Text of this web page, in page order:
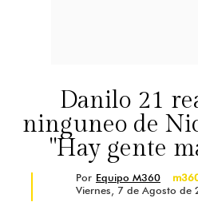
Danilo 21
ninguneo de
"Hay gente
Por Equipo M360
Viernes, 7 de Agosto de